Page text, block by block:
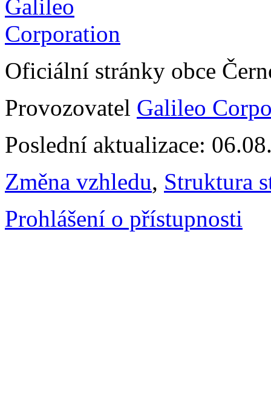
Oficiální stránky obce
Provozovatel Galileo
Poslední aktualizace:
Změna vzhledu, Struktura
Prohlášení o přístupnosti